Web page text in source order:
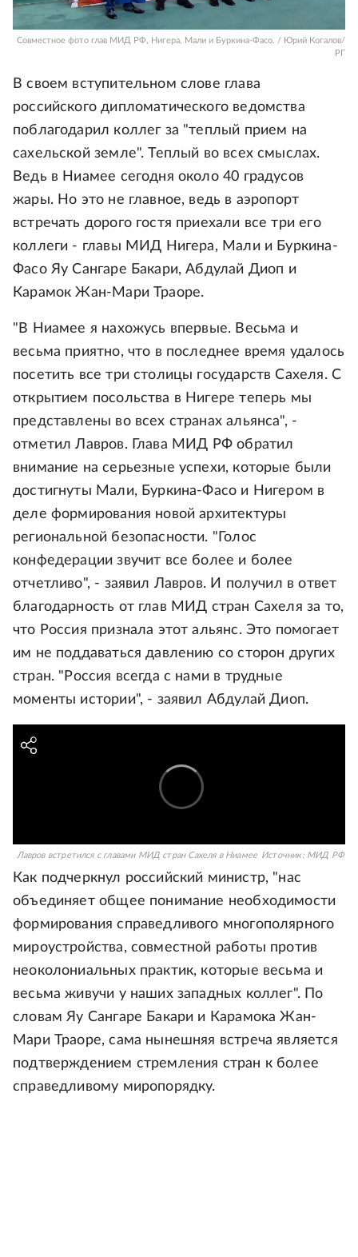
Совместное фото глав МИД РФ, Нигера, Мали и Буркина-Фасо. / Юрий Когалов/
РГ
В своем вступительном слове глава
российского дипломатического ведомства
поблагодарил коллег за "теплый прием на
сахельской земле". Теплый во всех смыслах.
Ведь в Ниамее сегодня около 40 градусов
жары. Но это не главное, ведь в аэропорт
встречать дорого гостя приехали все три его
коллеги - главы МИД Нигера, Мали и Буркина-
Фасо Яу Сангаре Бакари, Абдулай Диоп и
Карамок Жан-Мари Траоре.
"В Ниамее я нахожусь впервые. Весьма и
весьма приятно, что в последнее время удалось
посетить все три столицы государств Сахеля. С
открытием посольства в Нигере теперь мы
представлены во всех странах альянса", -
отметил Лавров. Глава МИД РФ обратил
внимание на серьезные успехи, которые были
достигнуты Мали, Буркина-Фасо и Нигером в
деле формирования новой архитектуры
региональной безопасности. "Голос
конфедерации звучит все более и более
отчетливо", - заявил Лавров. И получил в ответ
благодарность от глав МИД стран Сахеля за то,
что Россия признала этот альянс. Это помогает
им не поддаваться давлению со сторон других
стран. "Россия всегда с нами в трудные
моменты истории", - заявил Абдулай Диоп.
Лавров встретился с главами МИД стран Сахеля в Ниамее Источник: МИД РФ
Как подчеркнул российский министр, "нас
объединяет общее понимание необходимости
формирования справедливого многополярного
мироустройства, совместной работы против
неоколониальных практик, которые весьма и
весьма живучи у наших западных коллег". По
словам Яу Сангаре Бакари и Карамока Жан-
Мари Траоре, сама нынешняя встреча является
подтверждением стремления стран к более
справедливому миропорядку.